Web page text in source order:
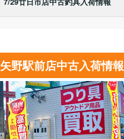
矢野駅前店中古入荷情報